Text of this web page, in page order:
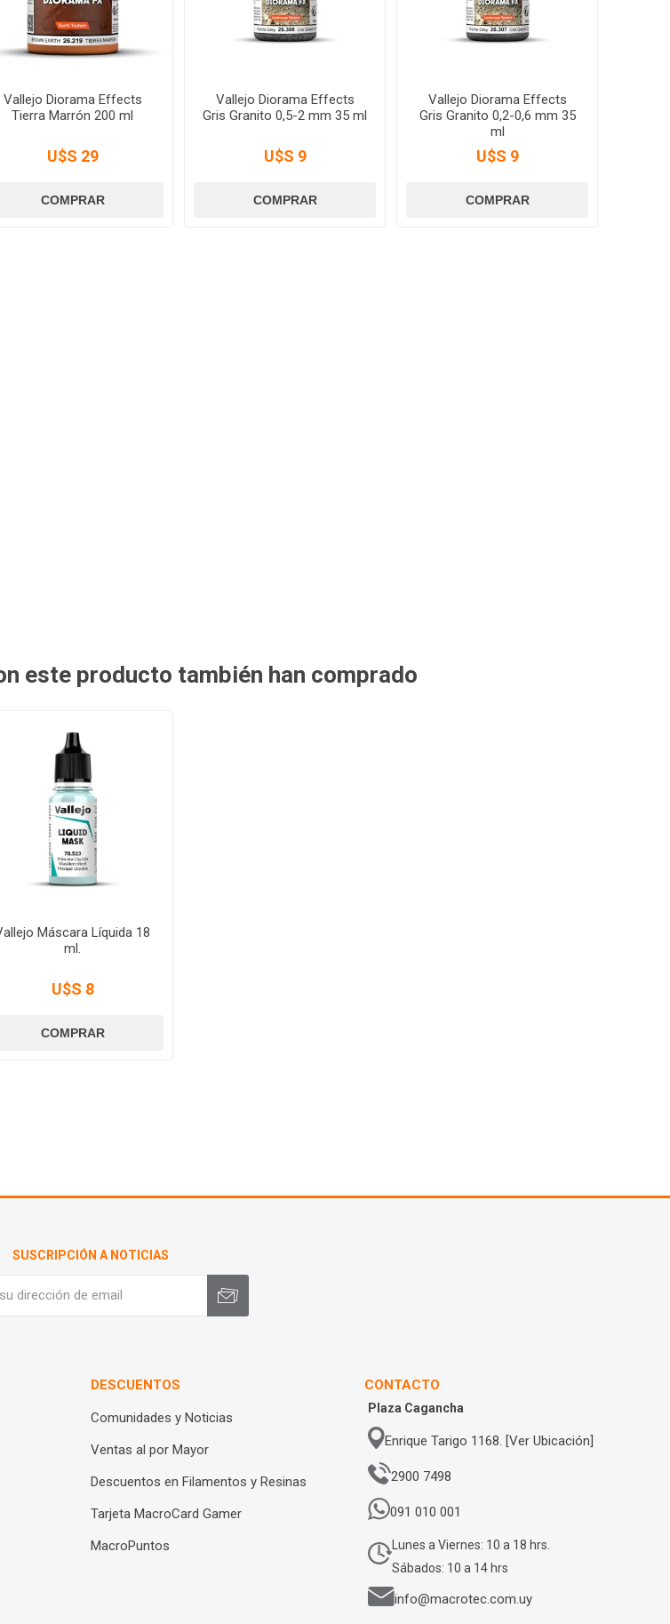
Vallejo Diorama Effects
Tierra Marrón 200 ml
U$S 29
Vallejo Diorama Effects
Gris Granito 0,5-2 mm 35 ml
U$S 9
Vallejo Diorama Effects
Gris Granito 0,2-0,6 mm 35
ml
U$S 9
este producto también han comprado
Máscara Líquida 18
ml.
U$S 8
SUSCRIPCIÓN A NOTICIAS
DESCUENTOS
Comunidades y Noticias
Ventas al por Mayor
Descuentos en Filamentos y Resinas
Tarjeta MacroCard Gamer
MacroPuntos
CONTACTO
Plaza Cagancha
Enrique Tarigo 1168. [Ver Ubicación]
2900 7498
091 010 001
Lunes a Viernes: 10 a 18 hrs.
Sábados: 10 a 14 hrs
info@macrotec.com.uy